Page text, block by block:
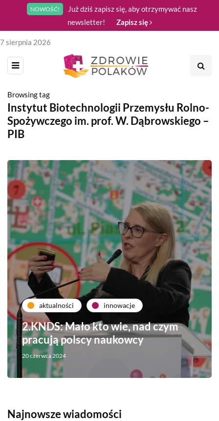
NOWOŚĆ!
Już dziś zapisz się, aby otrzymywać nasz
newsletter!
Zapisz się
7 sierpnia 2026
Browsing tag
Instytut Biotechnologii Przemysłu Rolno-
Spożywczego im. prof. W. Dąbrowskiego –
PIB
aktualności innowacje
2.KNDS: Mało kto wie, nad czym
pracują polscy naukowcy
20 czerwca 2024
Najnowsze wiadomości